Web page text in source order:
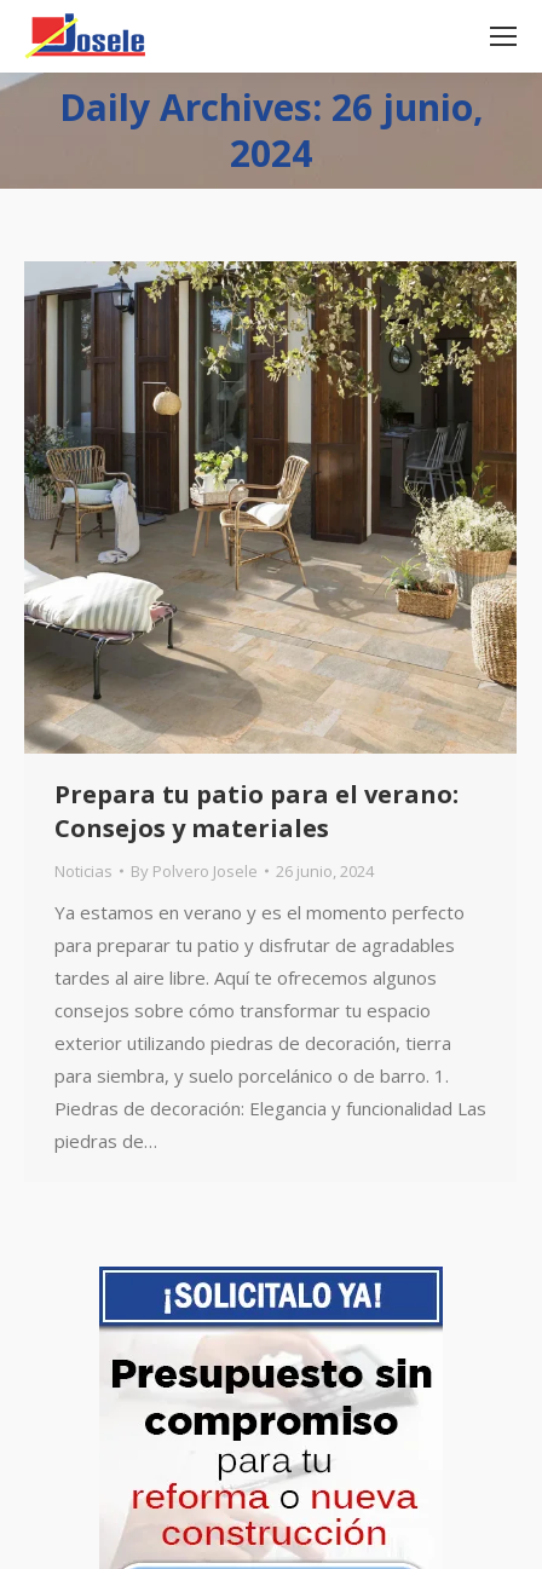
Daily Archives: 26 junio,
2024
Prepara tu patio para el verano:
Consejos y materiales
Noticias By Polvero Josele 26 junio, 2024
Ya estamos en verano y es el momento perfecto
para preparar tu patio y disfrutar de agradables
tardes al aire libre. Aquí te ofrecemos algunos
consejos sobre cómo transformar tu espacio
exterior utilizando piedras de decoración, tierra
para siembra, y suelo porcelánico o de barro. 1.
Piedras de decoración: Elegancia y funcionalidad Las
piedras de…